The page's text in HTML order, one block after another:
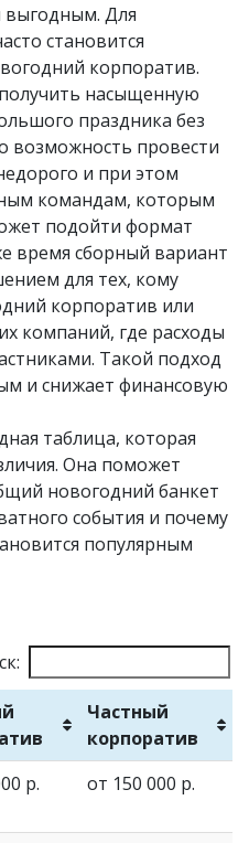
выгодным. Для
становится
корпоратив.
насыщенную
праздника без
возможность провести
и при этом
командам, которым
подойти формат
время сборный вариант
для тех, кому
корпоратив или
компаний, где расходы
Такой подход
и снижает финансовую
таблица, которая
Она поможет
новогодний банкет
события и почему
популярным
Частный
корпоратив
р. от 150 000 р.